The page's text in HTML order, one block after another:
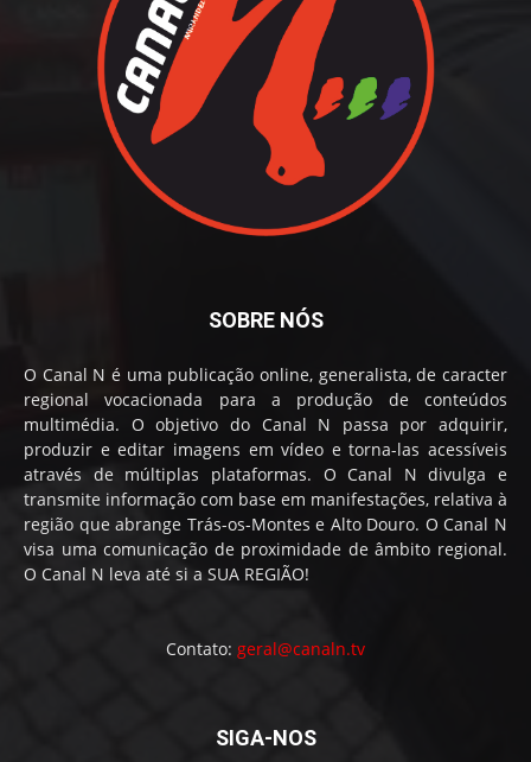
SOBRE NÓS
O Canal N é uma publicação online, generalista, de caracter
regional vocacionada para a produção de conteúdos
multimédia. O objetivo do Canal N passa por adquirir,
produzir e editar imagens em vídeo e torna-las acessíveis
através de múltiplas plataformas. O Canal N divulga e
transmite informação com base em manifestações, relativa à
região que abrange Trás-os-Montes e Alto Douro. O Canal N
visa uma comunicação de proximidade de âmbito regional.
O Canal N leva até si a SUA REGIÃO!
Contato: geral@canaln.tv
SIGA-NOS